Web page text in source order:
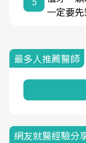
一定要
最多人推薦醫師
網友就醫經驗分